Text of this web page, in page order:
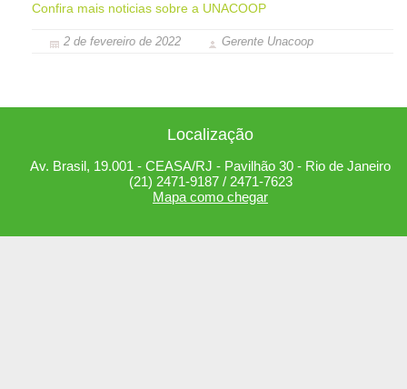
Confira mais noticias sobre a UNACOOP
2 de fevereiro de 2022 Gerente Unacoop
Localização
Av. Brasil, 19.001 - CEASA/RJ - Pavilhão 30 - Rio de Janeiro
(21) 2471-9187 / 2471-7623
Mapa como chegar